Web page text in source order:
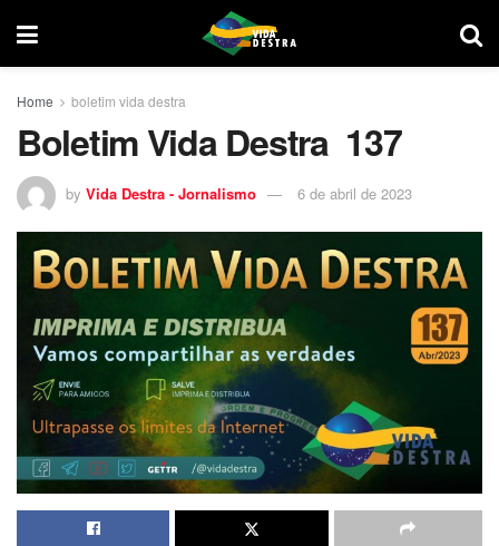
Home boletim vida destra
Boletim Vida Destra 137
by Vida Destra - Jornalismo 6 de abril de 2023